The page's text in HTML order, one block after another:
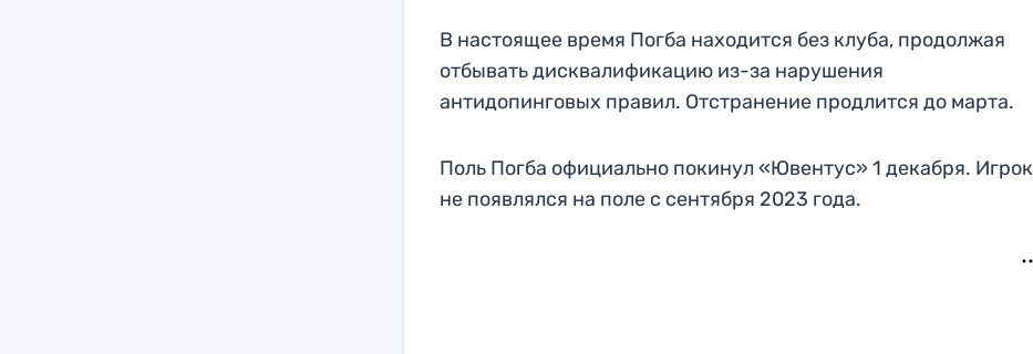
В настоящее время Погба находится без клуба, продолжая
отбывать дисквалификацию из-за нарушения
антидопинговых правил. Отстранение продлится до марта.
Поль Погба официально покинул «Ювентус» 1 декабря. Игрок
не появлялся на поле с сентября 2023 года.